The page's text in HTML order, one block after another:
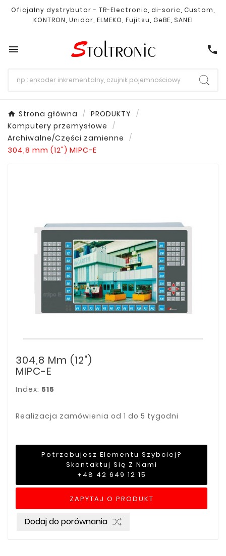
Oficjalny dystrybutor - TR-Electronic, di-soric, Custom,
KONTRON, Unidor, ELMEKO, Fujitsu, GeBE, SANEI
 call
Strona główna
PRODUKTY
Komputery przemysłowe
Archiwalne/Części zamienne
304,8 mm (12") MIPC-E
304,8 Mm (12")
MIPC-E
Index: 515
Realizacja zamówienia od 1 do 5 tygodni
Potrzebujesz Elementu Szybciej?
Skontaktuj Się Z Nami
+48 42 649 12 15
ZAPYTAJ O PRODUKT
Dodaj do porównania